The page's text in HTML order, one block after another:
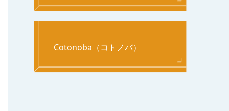
Cotonoba（コトノバ）